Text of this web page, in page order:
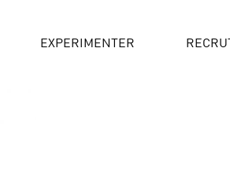
EXPERIMENTER